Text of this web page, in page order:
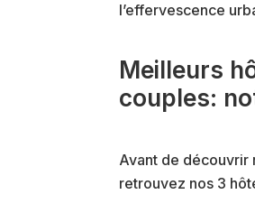
l’effervescence
Meilleurs
couples:
Avant de découvrir
retrouvez nos 3